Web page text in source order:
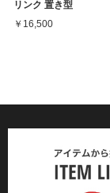
リンク 置き型
￥16,500